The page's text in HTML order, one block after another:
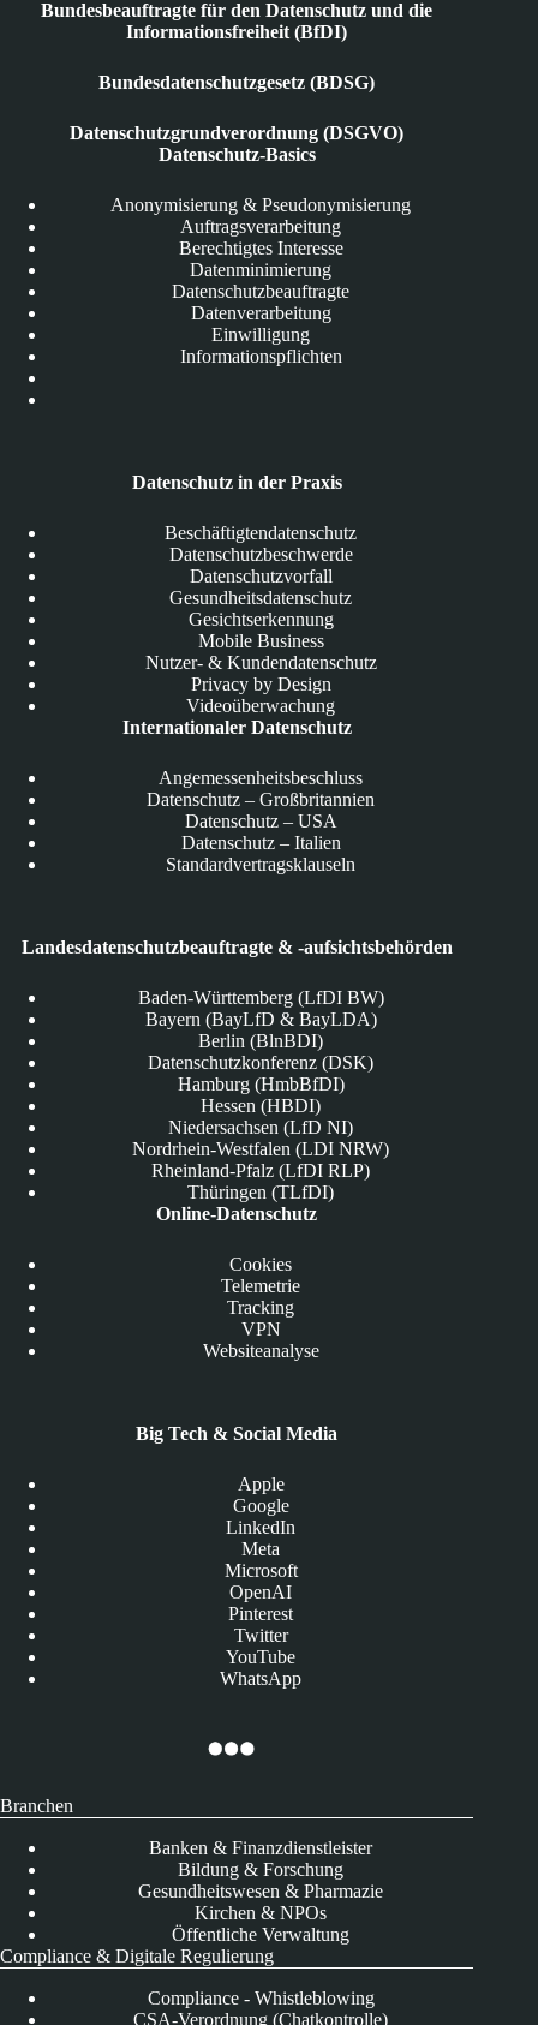
Bundesbeauftragte für den Datenschutz und die
Informationsfreiheit (BfDI)
Bundesdatenschutzgesetz (BDSG)
Datenschutzgrundverordnung (DSGVO)
Datenschutz-Basics
Anonymisierung & Pseudonymisierung
Auftragsverarbeitung
Berechtigtes Interesse
Datenminimierung
Datenschutzbeauftragte
Datenverarbeitung
Einwilligung
Informationspflichten
Datenschutz in der Praxis
Beschäftigtendatenschutz
Datenschutzbeschwerde
Datenschutzvorfall
Gesundheitsdatenschutz
Gesichtserkennung
Mobile Business
Nutzer- & Kundendatenschutz
Privacy by Design
Videoüberwachung
Internationaler Datenschutz
Angemessenheitsbeschluss
Datenschutz – Großbritannien
Datenschutz – USA
Datenschutz – Italien
Standardvertragsklauseln
Landesdatenschutzbeauftragte & -aufsichtsbehörden
Baden-Württemberg (LfDI BW)
Bayern (BayLfD & BayLDA)
Berlin (BlnBDI)
Datenschutzkonferenz (DSK)
Hamburg (HmbBfDI)
Hessen (HBDI)
Niedersachsen (LfD NI)
Nordrhein-Westfalen (LDI NRW)
Rheinland-Pfalz (LfDI RLP)
Thüringen (TLfDI)
Online-Datenschutz
Cookies
Telemetrie
Tracking
VPN
Websiteanalyse
Big Tech & Social Media
Apple
Google
LinkedIn
Meta
Microsoft
OpenAI
Pinterest
Twitter
YouTube
WhatsApp
Branchen
Banken & Finanzdienstleister
Bildung & Forschung
Gesundheitswesen & Pharmazie
Kirchen & NPOs
Öffentliche Verwaltung
Compliance & Digitale Regulierung
Compliance - Whistleblowing
CSA-Verordnung (Chatkontrolle)